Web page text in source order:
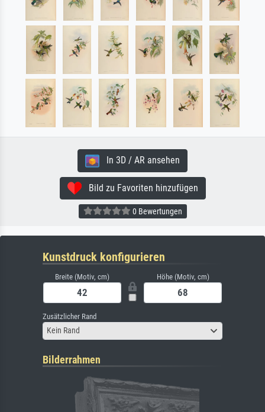
In 3D / AR ansehen
Bild zu Favoriten hinzufügen
0 Bewertungen
Kunstdruck konfigurieren
Breite (Motiv, cm) Höhe (Motiv, cm)
Zusätzlicher Rand
Kein Rand
Bilderrahmen